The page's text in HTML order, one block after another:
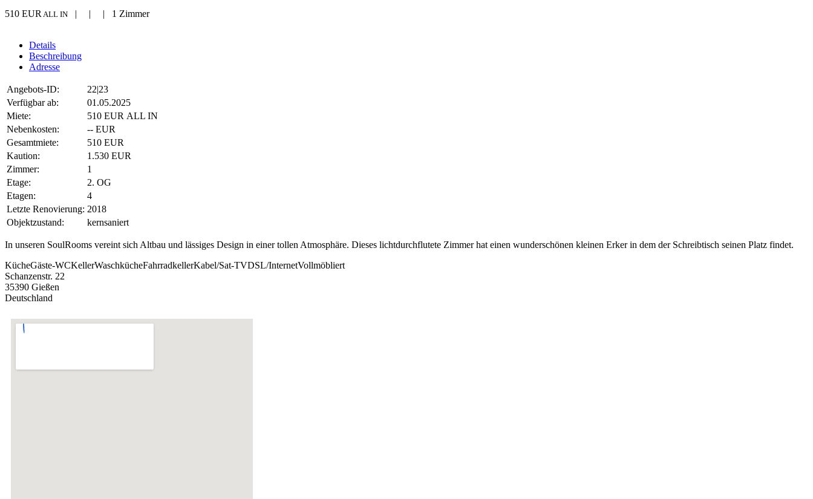
510 EUR ALL IN | | | 1 Zimmer
Details
Beschreibung
Adresse
Angebots-ID:
22|23
Verfügbar ab:
01.05.2025
Miete:
510 EUR ALL IN
Nebenkosten:
-- EUR
Gesamtmiete:
510 EUR
Kaution:
1.530 EUR
Zimmer:
1
Etage:
2. OG
Etagen:
4
Letzte Renovierung: 2018
Objektzustand:
kernsaniert
In unseren SoulRooms vereint sich Altbau und lässiges Design in einer tollen Atmosphäre. Dieses lichtdurchflutete Zimmer hat einen wunderschönen kleinen Erker in dem der Schreibtisch seinen Platz findet.
KücheGäste-WCKellerWaschkücheFahrradkellerKabel/Sat-TVDSL/InternetVollmöbliert
Schanzenstr. 22
35390 Gießen
Deutschland